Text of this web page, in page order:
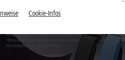
Cookie-Infos